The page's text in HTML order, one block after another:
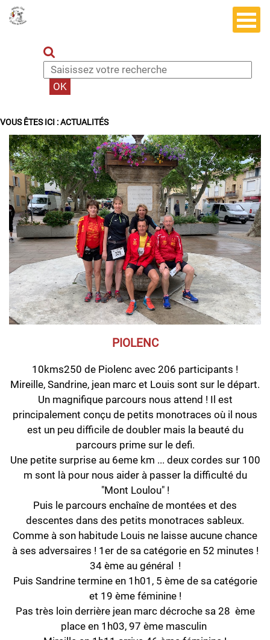
VOUS ÊTES ICI :ACTUALITÉS
PIOLENC
10kms250 de Piolenc avec 206 participants !
Mireille, Sandrine, jean marc et Louis sont sur le départ.
Un magnifique parcours nous attend ! Il est
principalement conçu de petits monotraces où il nous
est un peu difficile de doubler mais la beauté du
parcours prime sur le defi.
Une petite surprise au 6eme km ... deux cordes sur 100
m sont là pour nous aider à passer la difficulté du
"Mont Loulou" !
Puis le parcours enchaîne de montées et des
descentes dans des petits monotraces sableux.
Comme à son habitude Louis ne laisse aucune chance
à ses adversaires ! 1er de sa catégorie en 52 minutes !
34 ème au général !
Puis Sandrine termine en 1h01, 5 ème de sa catégorie
et 19 ème féminine !
Pas très loin derrière jean marc décroche sa 28 ème
place en 1h03, 97 ème masculin